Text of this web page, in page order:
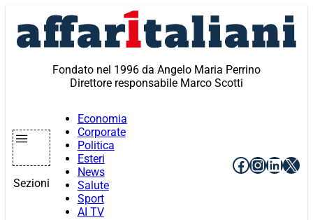
contenuto
Fondato nel 1996 da Angelo Maria Perrino
Direttore responsabile Marco Scotti
Sezioni
Economia
Corporate
Politica
Esteri
News
Salute
Sport
AI TV
Facebook
X